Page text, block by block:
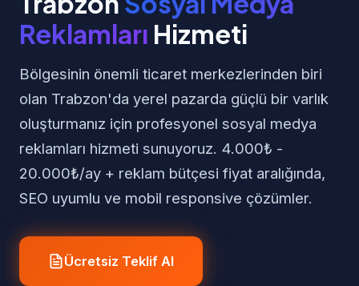
Reklamları Hizmeti
Bölgesinin önemli ticaret merkezlerinden biri
olan Trabzon'da yerel pazarda güçlü bir varlık
oluşturmanız için profesyonel sosyal medya
reklamları hizmeti sunuyoruz. 4.000₺ -
20.000₺/ay + reklam bütçesi fiyat aralığında,
SEO uyumlu ve mobil responsive çözümler.
Ücretsiz Teklif Al